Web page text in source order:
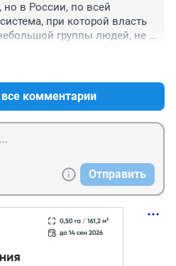
но в России, по всей
при которой власть
группы людей, не
комментарии
Отправить